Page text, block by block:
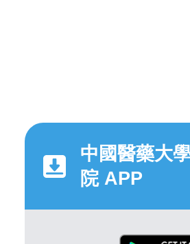
中國醫藥大
院 APP